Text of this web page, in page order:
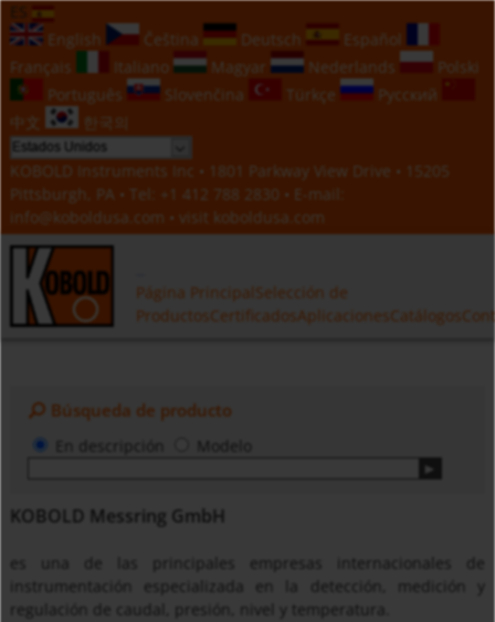
English
Čeština Deutsch
Español
Français
Italiano Magyar Nederlands
Polski
Português
Slovenčina Türkçe
Русский
中文
한국의
KOBOLD Instruments Inc • 1801 Parkway View Drive • 15205
Pittsburgh, PA • Tel:
+1 412 788 2830 • E-mail:
info@koboldusa.com • visit koboldusa.com
Página Principal Selección de
Productos CertificadosAplicaciones Catálogos
Búsqueda de producto
Modelo
KOBOLD Messring GmbH
instrumentación especializada en la detección, medición y
regulación de caudal, presión, nivel y temperatura.